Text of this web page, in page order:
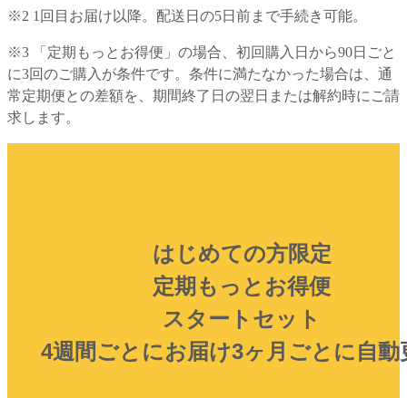
※2 1回目お届け以降。配送日の5日前まで手続き可能。
※3 「定期もっとお得便」の場合、初回購入日から90日ごと
に3回のご購入が条件です。条件に満たなかった場合は、通
常定期便との差額を、期間終了日の翌日または解約時にご請
求します。
はじめての方限定
定期もっとお得便
スタートセット
4週間ごとにお届け3ヶ月ごとに自動